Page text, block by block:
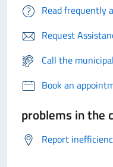
Read frequently
Request
Call the
Book an
problems in the
Report